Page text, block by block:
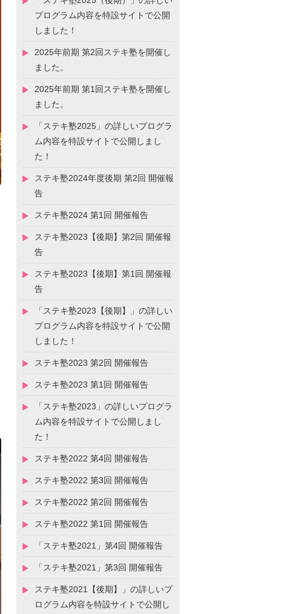
プログラム内容を特設サイトで公開
しました！
2025年前期 第2回ステキ塾を開催し
ました。
2025年前期 第1回ステキ塾を開催し
ました。
「ステキ塾2025」の詳しいプログラ
ム内容を特設サイトで公開しまし
た！
ステキ塾2024年度後期 第2回 開催報
告
ステキ塾2024 第1回 開催報告
ステキ塾2023【後期】第2回 開催報
告
ステキ塾2023【後期】第1回 開催報
告
「ステキ塾2023【後期】」の詳しい
プログラム内容を特設サイトで公開
しました！
ステキ塾2023 第2回 開催報告
ステキ塾2023 第1回 開催報告
「ステキ塾2023」の詳しいプログラ
ム内容を特設サイトで公開しまし
た！
ステキ塾2022 第4回 開催報告
ステキ塾2022 第3回 開催報告
ステキ塾2022 第2回 開催報告
ステキ塾2022 第1回 開催報告
「ステキ塾2021」第4回 開催報告
「ステキ塾2021」第3回 開催報告
ステキ塾2021【後期】」の詳しいプ
ログラム内容を特設サイトで公開し